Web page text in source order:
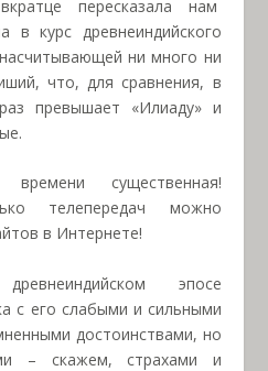
пересказала нам
в курс древнеиндийского
ни много ни
что, для сравнения, в
превышает «Илиаду» и
существенная!
телепередач можно
в Интернете!
эпосе
с его слабыми и сильными
достоинствами, но
– скажем, страхами и